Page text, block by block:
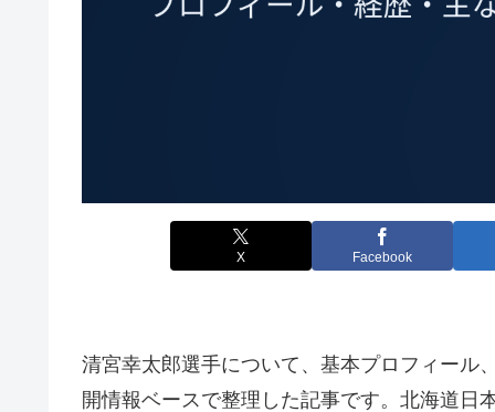
X Facebook
清宮幸太郎選手について、基本プロフィール
開情報ベースで整理した記事です。北海道日